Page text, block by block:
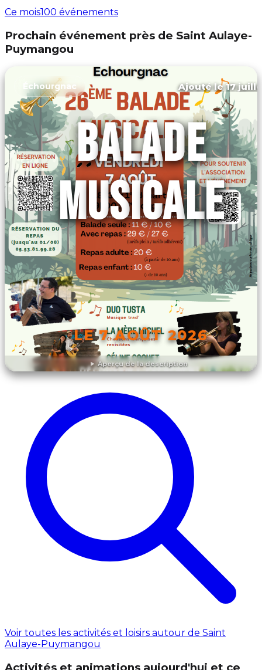
Ce mois100 événements
Prochain événement près de Saint Aulaye-
Puymangou
Aperçu de la description
Échourgnac Ajouté le 17
BALADE
MUSICALE
LE 7 AOÛT 2026
DÉCOUVRIR L'ÉVÉNEMENT
Voir toutes les activités et loisirs autour de Saint
Aulaye-Puymangou